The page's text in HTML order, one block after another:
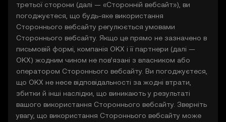
третьої сторони (далі — «Сторонній вебсайт»), ви
погоджуєтеся, що будь-яке використання
Стороннього вебсайту регулюється умовами
Стороннього вебсайту. Якщо це прямо не зазначено в
письмовій формі, компанія OKX і її партнери (далі —
OKX) жодним чином не пов’язані з власником або
оператором Стороннього вебсайту. Ви погоджуєтеся,
що OKX не несе відповідальності за жодні втрати,
збитки й інші наслідки, що виникають у результаті
вашого використання Стороннього вебсайту. Зверніть
увагу, що використання Стороннього вебсайту може